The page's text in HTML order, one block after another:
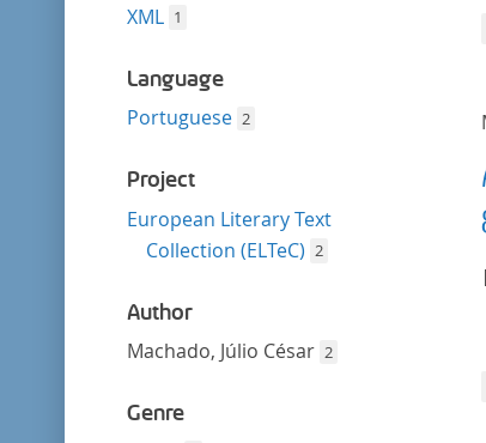
XML 1
Language
Portuguese 2
Project
European Literary Text
Collection (ELTeC) 2
Author
Machado, Júlio César 2
Genre